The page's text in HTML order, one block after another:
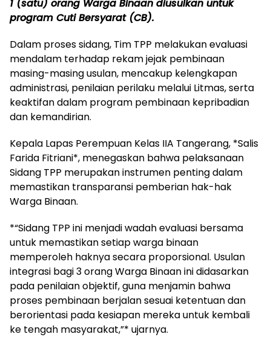
1 (satu) orang Warga Binaan diusulkan untuk
program Cuti Bersyarat (CB).
Dalam proses sidang, Tim TPP melakukan evaluasi
mendalam terhadap rekam jejak pembinaan
masing-masing usulan, mencakup kelengkapan
administrasi, penilaian perilaku melalui Litmas, serta
keaktifan dalam program pembinaan kepribadian
dan kemandirian.
Kepala Lapas Perempuan Kelas IIA Tangerang, *Salis
Farida Fitriani*, menegaskan bahwa pelaksanaan
Sidang TPP merupakan instrumen penting dalam
memastikan transparansi pemberian hak-hak
Warga Binaan.
*“Sidang TPP ini menjadi wadah evaluasi bersama
untuk memastikan setiap warga binaan
memperoleh haknya secara proporsional. Usulan
integrasi bagi 3 orang Warga Binaan ini didasarkan
pada penilaian objektif, guna menjamin bahwa
proses pembinaan berjalan sesuai ketentuan dan
berorientasi pada kesiapan mereka untuk kembali
ke tengah masyarakat,”* ujarnya.